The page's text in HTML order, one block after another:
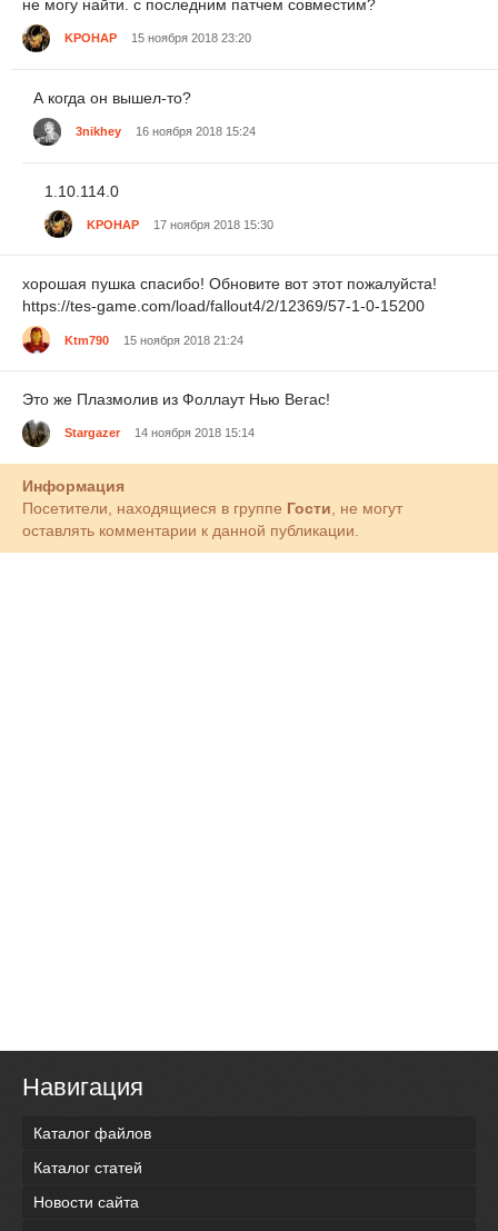
не могу найти. с последним патчем совместим?
KPOHAP 15 ноября 2018 23:20
А когда он вышел-то?
3nikhey 16 ноября 2018 15:24
1.10.114.0
KPOHAP 17 ноября 2018 15:30
хорошая пушка спасибо! Обновите вот этот пожалуйста!
https://tes-game.com/load/fallout4/2/12369/57-1-0-15200
Ktm790 15 ноября 2018 21:24
Это же Плазмолив из Фоллаут Нью Вегас!
Stаrgazer 14 ноября 2018 15:14
Информация
Посетители, находящиеся в группе Гости , не могут
оставлять комментарии к данной публикации.
Навигация
Каталог файлов
Каталог статей
Новости сайта